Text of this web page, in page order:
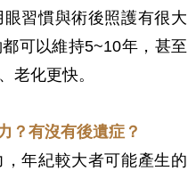
習慣與術後照護有很大
可以維持5~10年，甚至
老化更快。
？有沒有後遺症？
年紀較大者可能產生的